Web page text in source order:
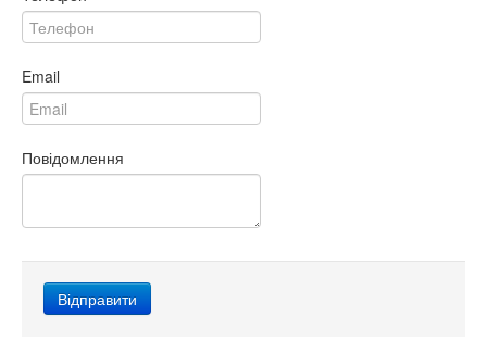
Email
Повідомлення